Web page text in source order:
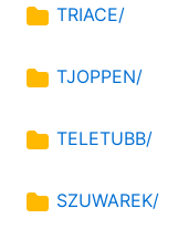
TRIACE/
TJOPPEN/
TELETUBB/
SZUWAREK/